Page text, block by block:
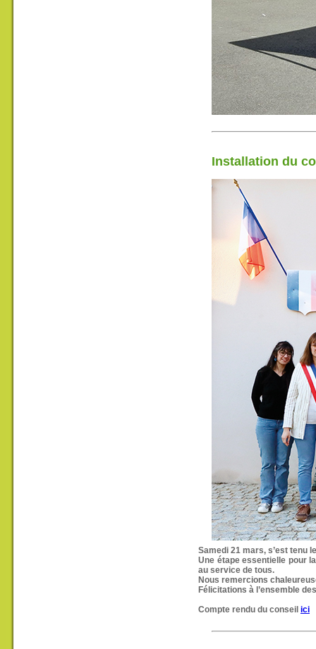
Installation du
Samedi 21 mars, s’est tenu
Une étape essentielle pour
au service de tous.
Nous remercions
Félicitations à l’ensemble
Compte rendu du conseil ici